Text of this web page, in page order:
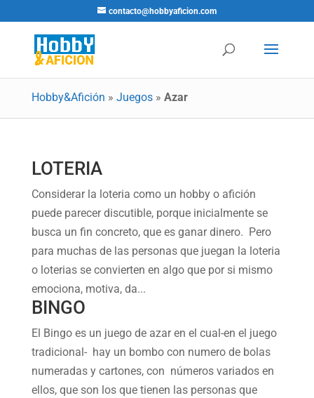
contacto@hobbyaficion.com
Hobby&Afición » Juegos» Azar
LOTERIA
Considerar la loteria como un hobby o afición
puede parecer discutible, porque inicialmente se
busca un fin concreto, que es ganar dinero. Pero
para muchas de las personas que juegan la loteria
o loterias se convierten en algo que por si mismo
emociona, motiva, da...
BINGO
El Bingo es un juego de azar en el cual-en el juego
tradicional- hay un bombo con numero de bolas
numeradas y cartones, con números variados en
ellos, que son los que tienen las personas que